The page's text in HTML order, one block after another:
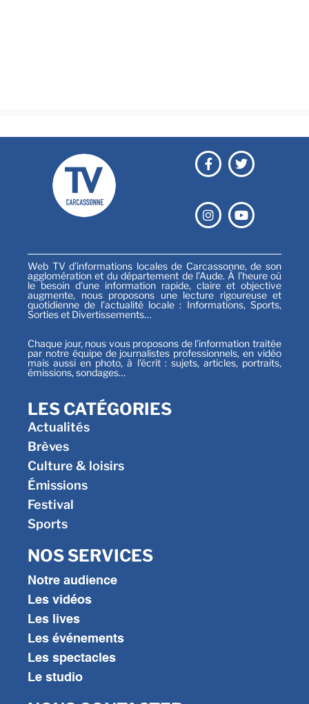
Web TV d’informations locales de Carcassonne, de son
agglomération et du département de l’Aude. À l’heure où
le besoin d’une information rapide, claire et objective
augmente, nous proposons une lecture rigoureuse et
quotidienne de l’actualité locale : Informations, Sports,
Sorties et Divertissements…
Chaque jour, nous vous proposons de l’information traitée
par notre équipe de journalistes professionnels, en vidéo
mais aussi en photo, à l’écrit : sujets, articles, portraits,
émissions, sondages…
LES CATÉGORIES
Actualités
Brèves
Culture & loisirs
Émissions
Festival
Sports
NOS SERVICES
Notre audience
Les vidéos
Les lives
Les événements
Les spectacles
Le studio